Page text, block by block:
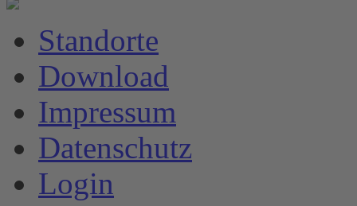
Standorte
Download
Impressum
Datenschutz
Login